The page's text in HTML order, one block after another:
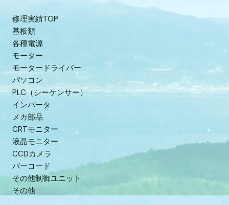
修理実績TOP
基板類
各種電源
モーター
モータードライバー
パソコン
PLC（シーケンサー）
インバータ
メカ部品
CRTモニター
液晶モニター
CCDカメラ
バーコード
その他制御ユニット
その他